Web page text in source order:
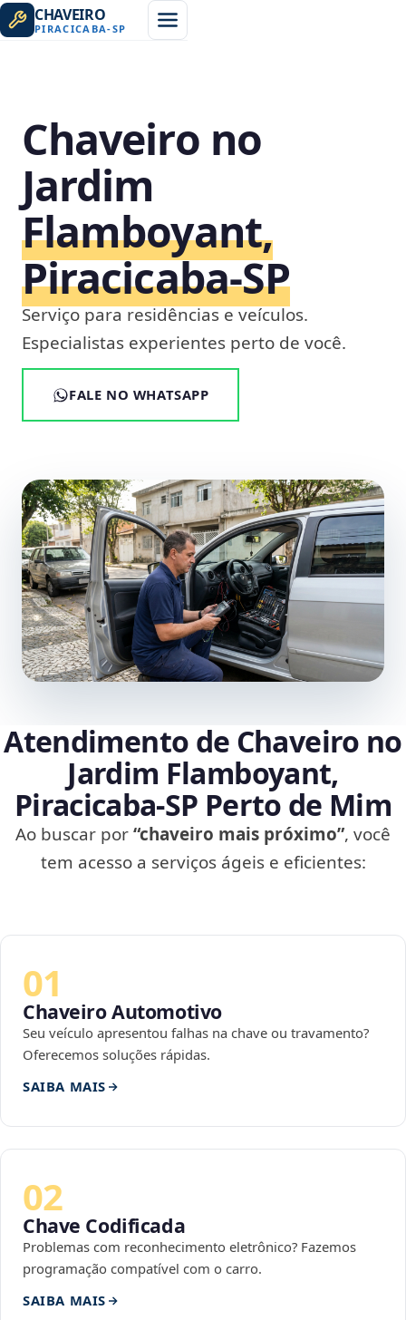
CHAVEIRO
PIRACICABA-SP
Chaveiro no
Jardim
Flamboyant,
Piracicaba‑SP
Serviço para residências e veículos.
Especialistas experientes perto de você.
FALE NO WHATSAPP
Atendimento de Chaveiro no
Jardim Flamboyant,
Piracicaba‑SP Perto de Mim
Ao buscar por“chaveiro mais próximo”, você
tem acesso a serviços ágeis e eficientes:
01
Chaveiro Automotivo
Seu veículo apresentou falhas na chave ou travamento?
Oferecemos soluções rápidas.
SAIBA MAIS
02
Chave Codificada
Problemas com reconhecimento eletrônico? Fazemos
programação compatível com o carro.
SAIBA MAIS